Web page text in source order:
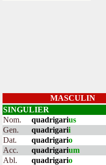
MASCULIN
SINGULIER
Nom.
quadrigarius
Gen.
quadrigarii
Dat.
quadrigario
Acc.
quadrigarium
Abl.
quadrigario